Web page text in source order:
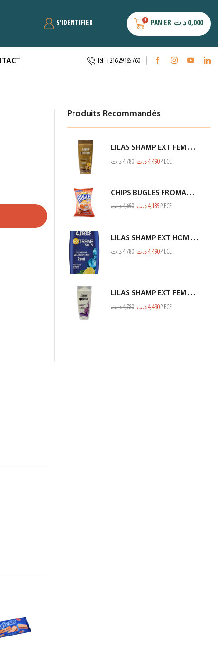
S'IDENTIFIER 0 PANIER 0,000 د.ت
Tél: +216 29 165 760
Produits Recommandés
LILAS SHAMP EXT FEM KERATINE MARRON GOLD 350ML
4,780د.ت 4,490 د.ت PIECE
CHIPS BUGLES FROMAGE 75GR
4,650د.ت 4,185 د.ت PIECE
LILAS SHAMP EXT HOM ANTI PEL CITRON BLEU 350ML
4,780د.ت 4,490 د.ت PIECE
LILAS SHAMP EXT FEM PROTEINE BLANC 350ML
4,780د.ت 4,490 د.ت PIECE